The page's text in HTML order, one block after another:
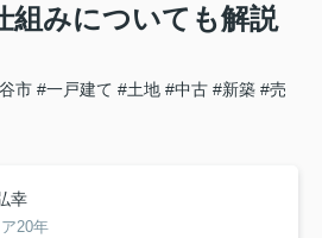
組みについても解説
市 #一戸建て #土地 #中古 #新築 #売
幸
20年